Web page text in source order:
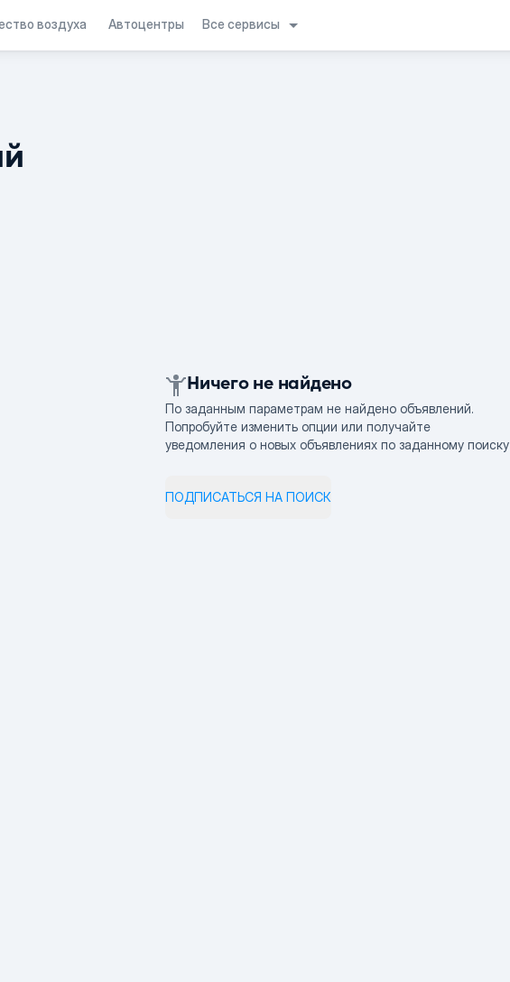
воздуха Автоцентры Все сервисы
Ничего не найдено
По заданным параметрам не найдено объявлений.
Попробуйте изменить опции или получайте
уведомления о новых объявлениях по заданному поиску
ПОДПИСАТЬСЯ НА ПОИСК